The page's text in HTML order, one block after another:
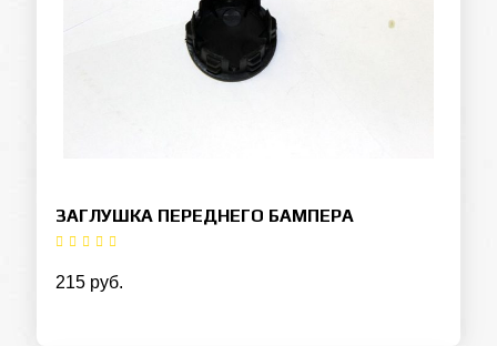
ЗАГЛУШКА ПЕРЕДНЕГО БАМПЕРА
215 руб.